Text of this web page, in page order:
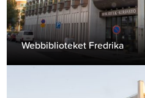
Webbiblioteket Fredrika